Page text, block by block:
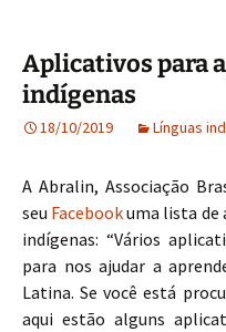
Aplicativos para
indígenas
18/10/2019 Línguas
A Abralin, Associação
seu Facebookuma lista de
indígenas: “Vários
para nos ajudar a
Latina. Se você está
aqui estão alguns